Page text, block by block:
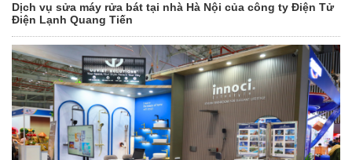
Dịch vụ sửa máy rửa bát tại nhà Hà Nội của công ty Điện Tử
Điện Lạnh Quang Tiến